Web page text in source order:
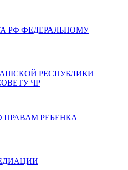
РФ ФЕДЕРАЛЬНОМУ
РЕСПУБЛИКИ
ЧР
РЕБЕНКА